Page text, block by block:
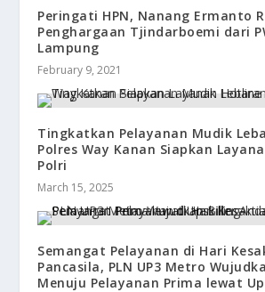
Peringati HPN, Nanang Ermanto
Penghargaan Tjindarboemi dari
Lampung
February 9, 2021
Tingkatkan Pelayanan Mudik
Polres Way Kanan Siapkan
Polri
March 15, 2025
Semangat Pelayanan di Hari
Pancasila, PLN UP3 Metro
Menuju Pelayanan Prima lewat